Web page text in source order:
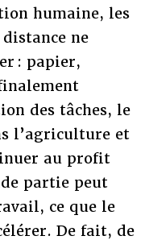
humaine, les
ne
: papier,
des tâches, le
l’agriculture et
au profit
partie peut
ce que le
De fait, de